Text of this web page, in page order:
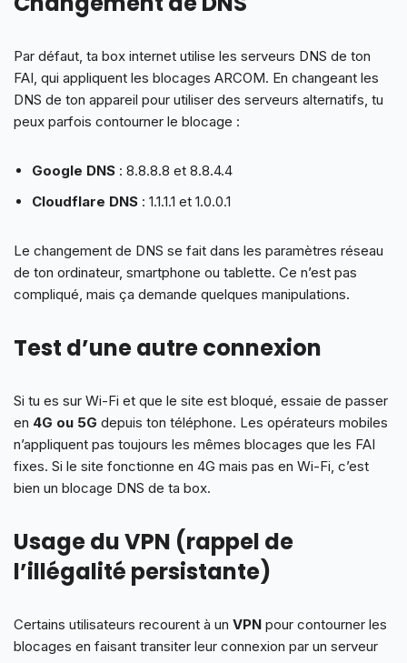
Par défaut, ta box internet utilise les serveurs DNS de ton
FAI, qui appliquent les blocages ARCOM. En changeant les
DNS de ton appareil pour utiliser des serveurs alternatifs, tu
peux parfois contourner le blocage :
Google DNS : 8.8.8.8 et 8.8.4.4
Cloudflare DNS : 1.1.1.1 et 1.0.0.1
Le changement de DNS se fait dans les paramètres réseau
de ton ordinateur, smartphone ou tablette. Ce n’est pas
compliqué, mais ça demande quelques manipulations.
Test d’une autre connexion
Si tu es sur Wi-Fi et que le site est bloqué, essaie de passer
en 4G ou 5G depuis ton téléphone. Les opérateurs mobiles
n’appliquent pas toujours les mêmes blocages que les FAI
fixes. Si le site fonctionne en 4G mais pas en Wi-Fi, c’est
bien un blocage DNS de ta box.
Usage du VPN (rappel de
l’illégalité persistante)
Certains utilisateurs recourent à un VPN pour contourner les
blocages en faisant transiter leur connexion par un serveur